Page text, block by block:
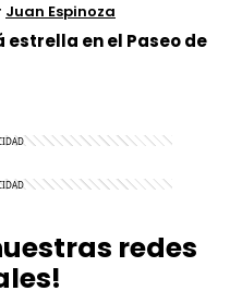
Juan Espinoza
en el Paseo de
redes